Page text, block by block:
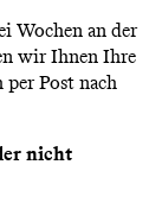
Wochen an der
wir Ihnen Ihre
Post nach
nicht